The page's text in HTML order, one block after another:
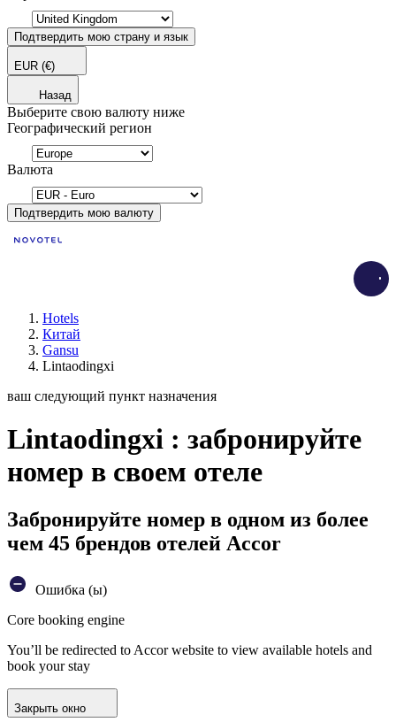
Подтвердить мою страну и язык
EUR (€)
Назад
Выберите свою валюту ниже
Географический регион
Валюта
Подтвердить мою валюту
Hotels
Китай
Gansu
Lintaodingxi
ваш следующий пункт назначения
Lintaodingxi : забронируйте
номер в своем отеле
Забронируйте номер в одном из более
чем 45 брендов отелей Accor
Ошибка (ы)
Core booking engine
You’ll be redirected to Accor website to view available hotels and
book your stay
Закрыть окно